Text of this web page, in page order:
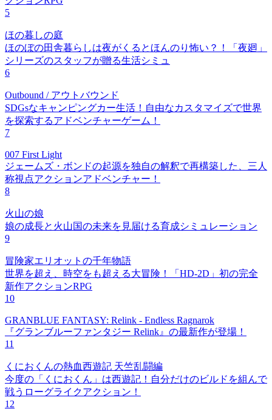
5
ほの暮しの庭
ほのぼの田舎暮らしは夜がくるとほんのり怖い？！「夜廻」
シリーズのスタッフが贈る生活シミュ
6
Outbound / アウトバウンド
SDGsなキャンピングカー生活！自由なカスタマイズで世界
を探索するアドベンチャーゲーム！
7
007 First Light
ジェームズ・ボンドの起源を独自の解釈で再構築した、三人
称視点アクションアドベンチャー！
8
火山の娘
娘の成長と火山国の未来を見届ける育成シミュレーション
9
冒険家エリオットの千年物語
世界を超え、時空をも超える大冒険！「HD-2D」初の完全
新作アクションRPG
10
GRANBLUE FANTASY: Relink - Endless Ragnarok
『グランブルーファンタジー Relink』の最新作が登場！
11
くにおくんの熱血西遊記 天竺乱闘編
今度の「くにおくん」は西遊記！自分だけのビルドを組んで
戦うローグライクアクション！
12